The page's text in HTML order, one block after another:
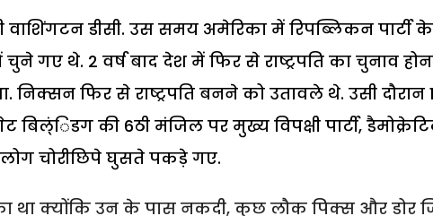
वाशिंगटन डीसी. उस समय अमेरिका में रिपब्लिकन पार्टी
चुने गए थे. 2 वर्ष बाद देश में फिर से राष्ट्रपति का चुनाव
निक्सन फिर से राष्ट्रपति बनने को उतावले थे. उसी
बिल्ंिडग की 6ठी मंजिल पर मुख्य विपक्षी पार्टी,
चोरीछिपे घुसते पकड़े गए.
था क्योंकि उन के पास नकदी, कुछ लौक पिक्स और डोर